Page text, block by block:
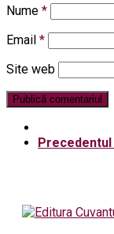
Nume *
Email *
Site web
Precedentul